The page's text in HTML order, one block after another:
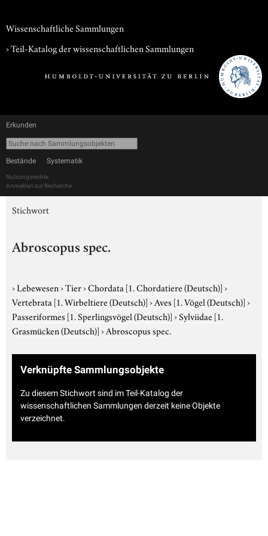
Wissenschaftliche Sammlungen
› Teil-Katalog der wissenschaftlichen Sammlungen
Erkunden
Bestände Systematik
Nutzungsrechte
Anmelden zur Recherche
Stichwort
Abroscopus spec.
›Lebewesen›Tier›Chordata [1. Chordatiere (Deutsch)]›
Vertebrata [1. Wirbeltiere (Deutsch)]›Aves [1. Vögel (Deutsch)]›
Passeriformes [1. Sperlingsvögel (Deutsch)]›Sylviidae [1.
Grasmücken (Deutsch)]›Abroscopus spec.
Verknüpfte Sammlungsobjekte
Zu diesem Stichwort sind im Teil-Katalog der
wissenschaftlichen Sammlungen derzeit keine Objekte
verzeichnet.